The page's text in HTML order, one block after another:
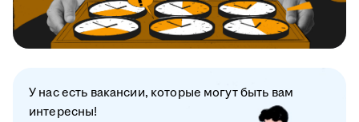
У нас есть вакансии, которые могут быть вам
интересны!